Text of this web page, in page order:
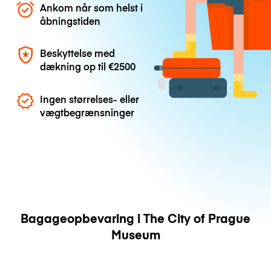
Ankom når som helst i
åbningstiden
Beskyttelse med
dækning op til€2500
Ingen størrelses- eller
vægtbegrænsninger
Bagageopbevaring i The City of Prague
Museum